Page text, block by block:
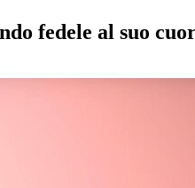
fedele al suo